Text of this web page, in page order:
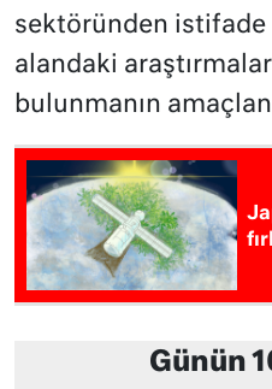
sektöründen istifade
alandaki
bulunmanın
Günün